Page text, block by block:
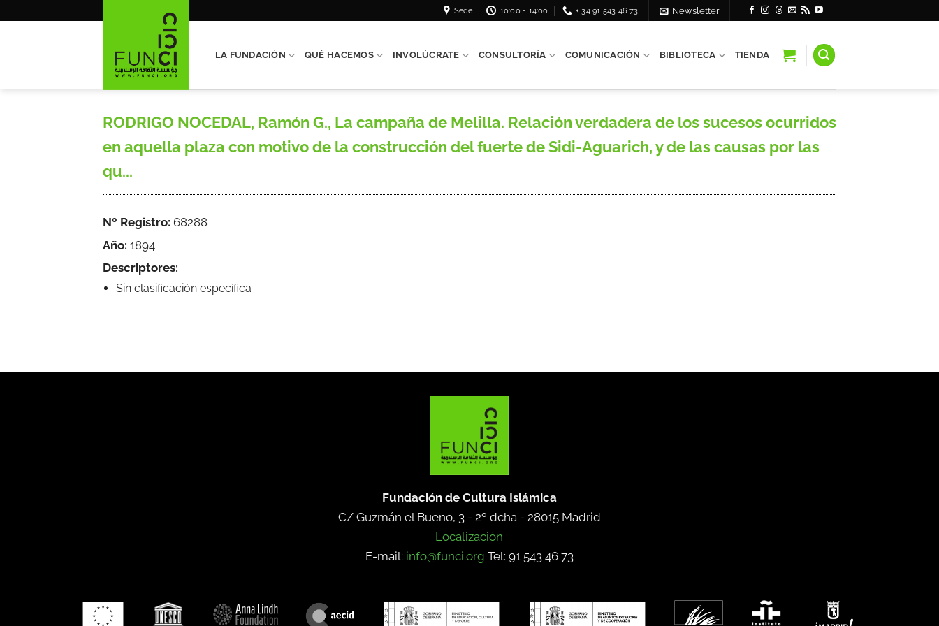
Sede 10:00 - 14:00 + 34 91 543 46 73 Newsletter
LA FUNDACIÓN QUÉ HACEMOS INVOLÚCRATE CONSULTORÍA COMUNICACIÓN BIBLIOTECA TIENDA
RODRIGO NOCEDAL, Ramón G., La campaña de Melilla. Relación verdadera de los sucesos ocurridos
en aquella plaza con motivo de la construcción del fuerte de Sidi-Aguarich, y de las causas por las
qu...
Nº Registro: 68288
Año: 1894
Descriptores:
Sin clasificación específica
Fundación de Cultura Islámica
C/ Guzmán el Bueno, 3 - 2º dcha - 28015 Madrid
Localización
E-mail: info@funci.org Tel: 91 543 46 73